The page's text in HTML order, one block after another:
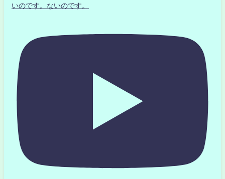
いのです。ないのです。